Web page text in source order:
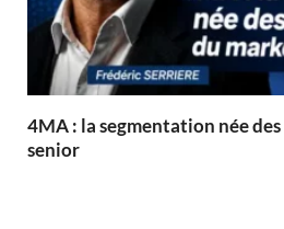
4MA : la segmentation née
senior